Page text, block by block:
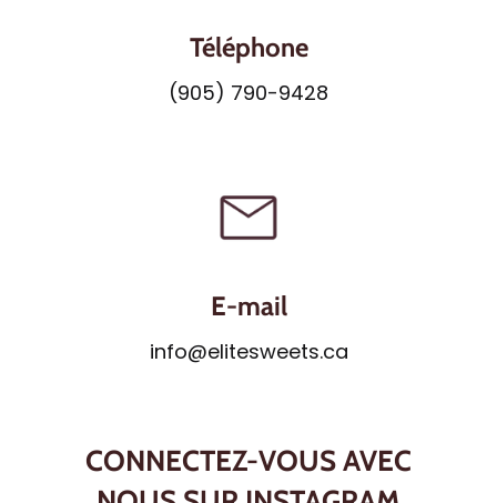
Téléphone
(905) 790-9428
E-mail
info@elitesweets.ca
CONNECTEZ-VOUS AVEC